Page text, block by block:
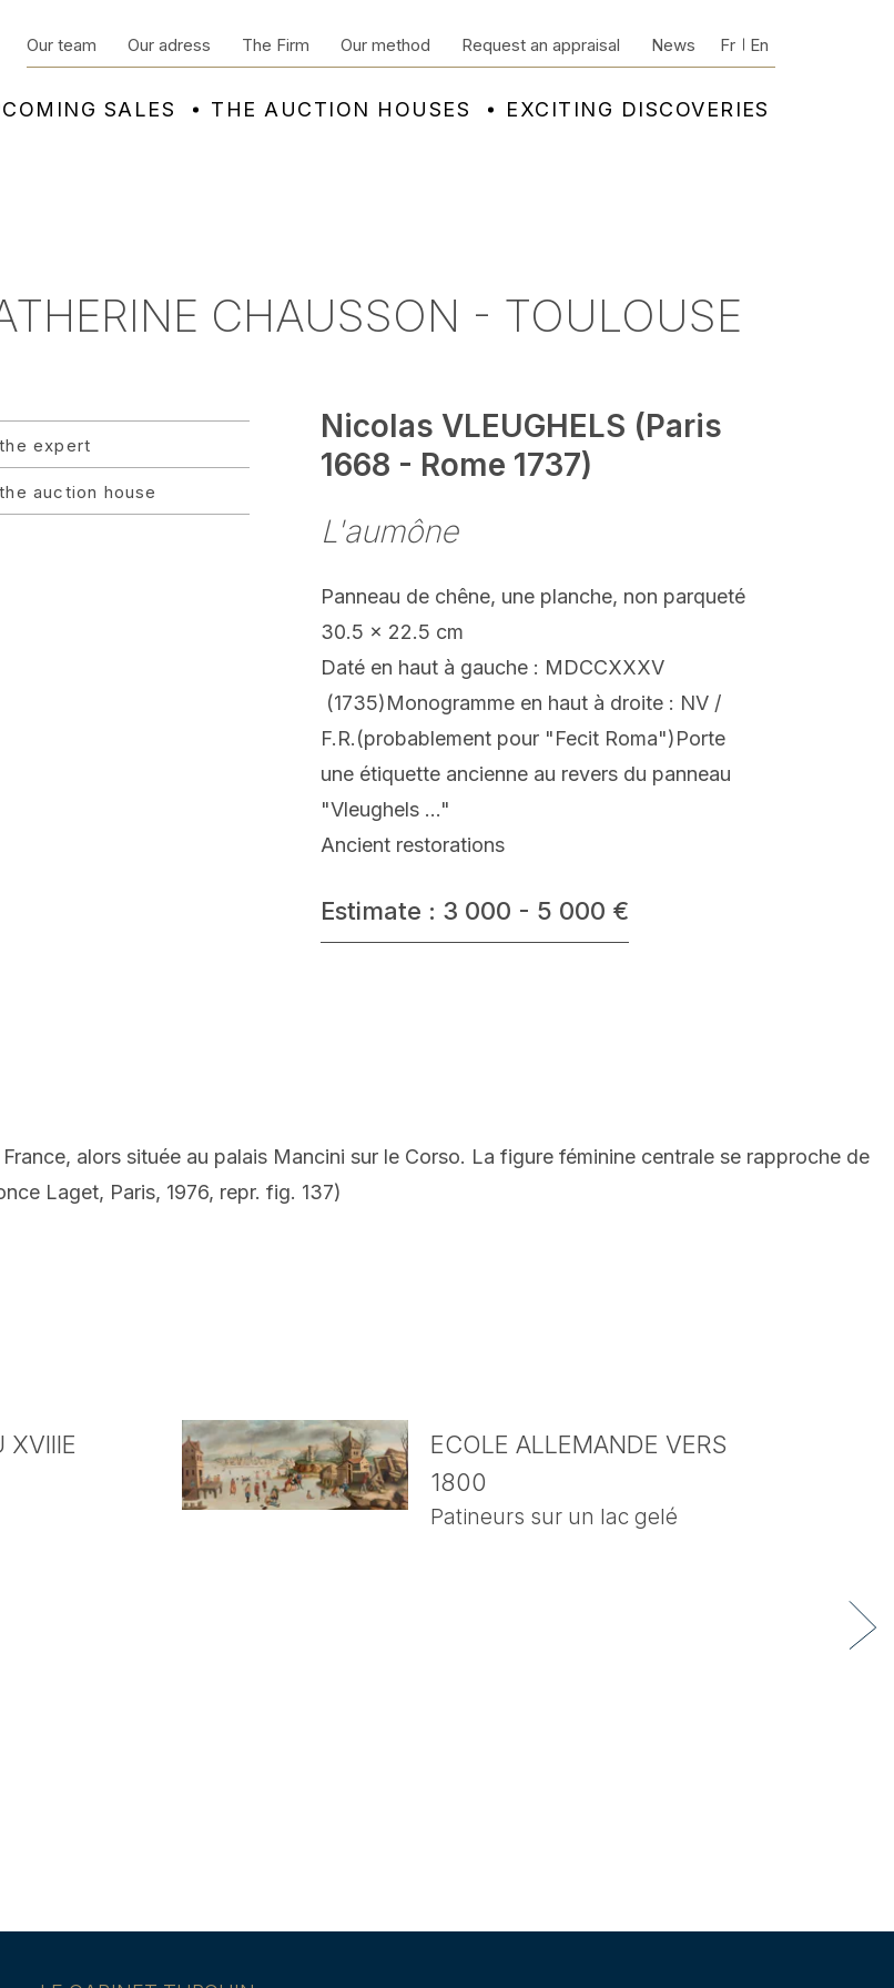
SALES THE AUCTION HOUSES EXCITING DISCOVERIES
Our team Our adress The Firm Our method Request an appraisal News Fr En
CHAUSSON - TOULOUSE
expert
auction house
Nicolas VLEUGHELS (Paris
1668 - Rome 1737)
L'aumône
Panneau de chêne, une planche, non parqueté
30.5 x 22.5 cm
Daté en haut à gauche : MDCCXXXV
(1735)Monogramme en haut à droite : NV /
F.R.(probablement pour "Fecit Roma")Porte
une étiquette ancienne au revers du panneau
"Vleughels ..."
Ancient restorations
Estimate : 3 000 - 5 000 €
alors située au palais Mancini sur le Corso. La figure féminine centrale se rapproche de
Laget, Paris, 1976, repr. fig. 137)
XVIIIE
ECOLE ALLEMANDE VERS
1800
Patineurs sur un lac gelé